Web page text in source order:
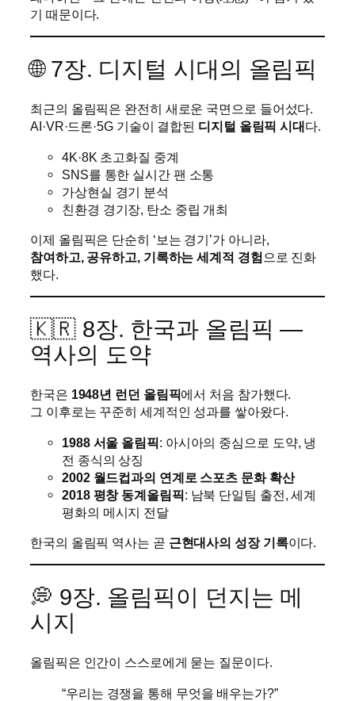
기 때문이다.
🌐 7장. 디지털 시대의 올림픽
최근의 올림픽은 완전히 새로운 국면으로 들어섰다.
AI·VR·드론·5G 기술이 결합된 디지털 올림픽 시대 다.
4K·8K 초고화질 중계
SNS를 통한 실시간 팬 소통
가상현실 경기 분석
친환경 경기장, 탄소 중립 개최
이제 올림픽은 단순히 ‘보는 경기’가 아니라,
참여하고, 공유하고, 기록하는 세계적 경험 으로 진화
했다.
🇰🇷 8장. 한국과 올림픽 —
역사의 도약
한국은 1948년 런던 올림픽에서 처음 참가했다.
그 이후로는 꾸준히 세계적인 성과를 쌓아왔다.
1988 서울 올림픽: 아시아의 중심으로 도약, 냉
전 종식의 상징
2002 월드컵과의 연계로 스포츠 문화 확산
2018 평창 동계올림픽: 남북 단일팀 출전, 세계
평화의 메시지 전달
한국의 올림픽 역사는 곧 근현대사의 성장 기록이다.
💭 9장. 올림픽이 던지는 메
시지
올림픽은 인간이 스스로에게 묻는 질문이다.
“우리는 경쟁을 통해 무엇을 배우는가?”